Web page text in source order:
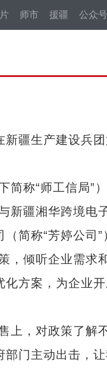
师市 援疆 公众号
生产建设兵团
称“师工信局”
新疆湘华跨境电
简称“芳婷公司”
倾听企业需求
方案，为企业开
，对政策了解
部门主动出击，